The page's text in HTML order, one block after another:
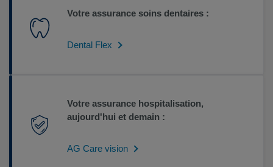
Votre assurance soins dentaires :
Dental Flex
Votre assurance hospitalisation,
aujourd'hui et demain :
AG Care vision